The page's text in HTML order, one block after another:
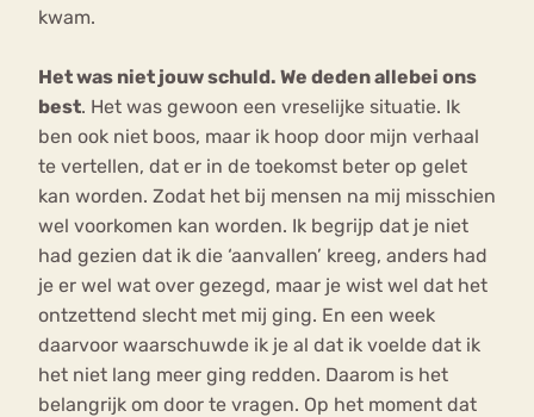
kwam.
Het was niet jouw schuld. We deden allebei ons
best. Het was gewoon een vreselijke situatie. Ik
ben ook niet boos, maar ik hoop door mijn verhaal
te vertellen, dat er in de toekomst beter op gelet
kan worden. Zodat het bij mensen na mij misschien
wel voorkomen kan worden. Ik begrijp dat je niet
had gezien dat ik die ‘aanvallen’ kreeg, anders had
je er wel wat over gezegd, maar je wist wel dat het
ontzettend slecht met mij ging. En een week
daarvoor waarschuwde ik je al dat ik voelde dat ik
het niet lang meer ging redden. Daarom is het
belangrijk om door te vragen. Op het moment dat